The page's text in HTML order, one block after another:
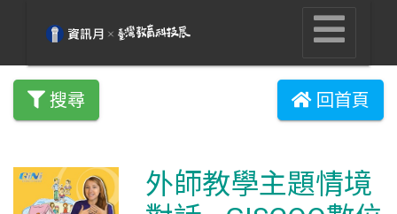
搜尋 回首頁
外師教學主題情境